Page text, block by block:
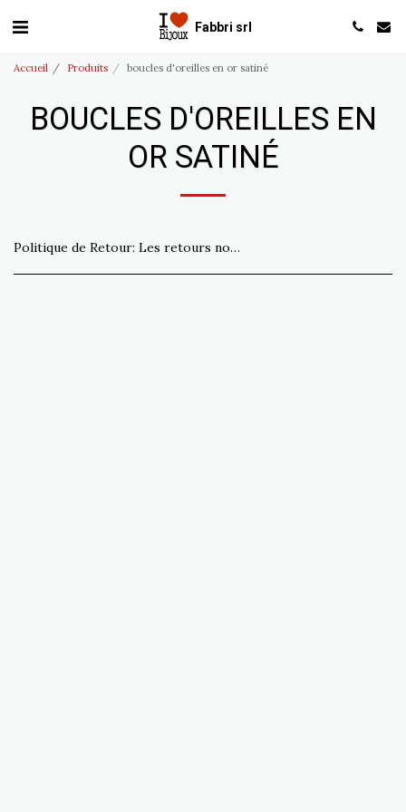
Fabbri srl
Accueil Produits boucles d'oreilles en or satiné
BOUCLES D'OREILLES EN
OR SATINÉ
Politique de Retour: Les retours non conformes à la commande sont acceptés sous 15 jours. Expédition à la charge du client